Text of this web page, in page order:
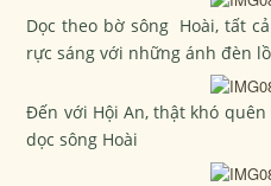
Dọc theo bờ sông Hoài, tất
rực sáng với những ánh đèn
Đến với Hội An, thật khó
dọc sông Hoài